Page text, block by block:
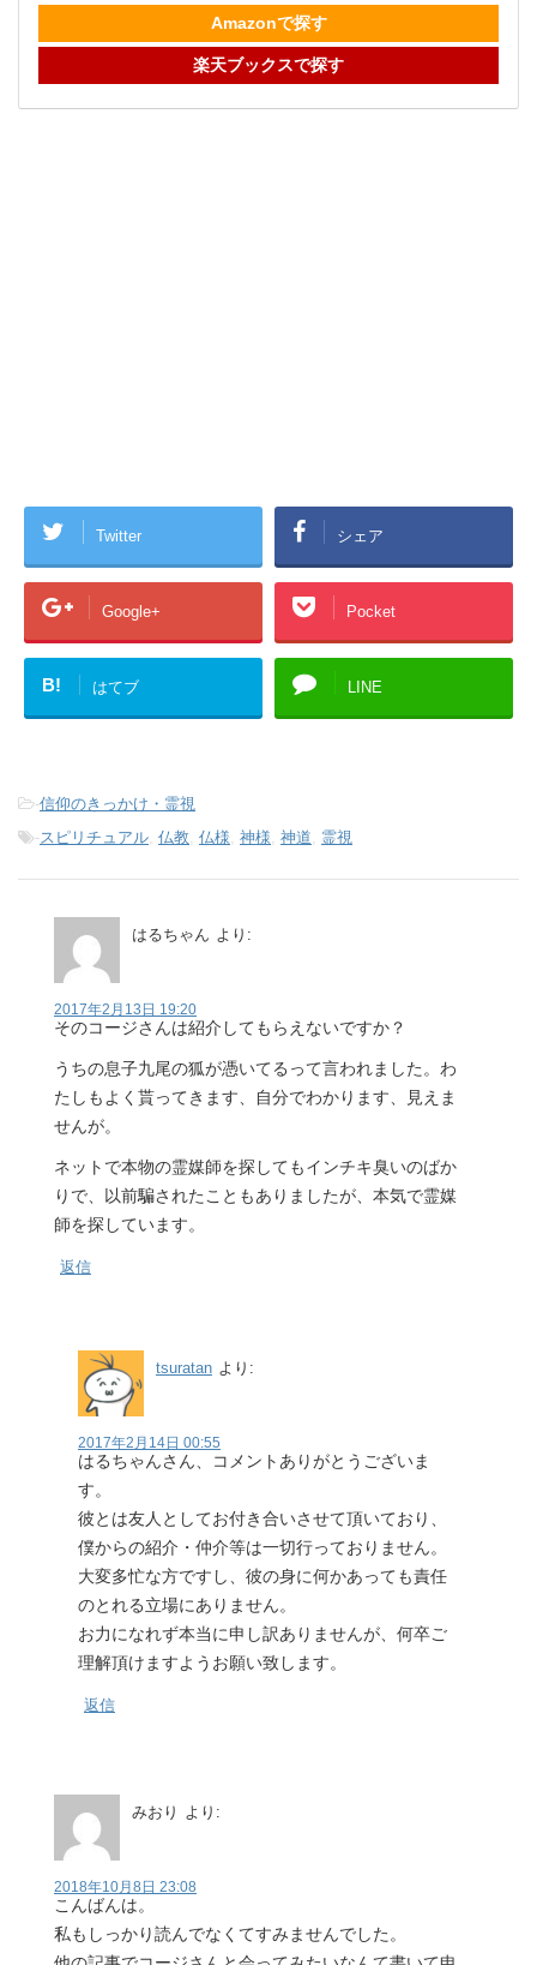
Amazonで探す
楽天ブックスで探す
Twitter シェア
Google+ Pocket
B! はてブ LINE
-信仰のきっかけ・霊視
-スピリチュアル, 仏教, 仏様, 神様, 神道, 霊視
はるちゃん より:
2017年2月13日 19:20
そのコージさんは紹介してもらえないですか？
うちの息子九尾の狐が憑いてるって言われました。わ
たしもよく貰ってきます、自分でわかります、見えま
せんが。
ネットで本物の霊媒師を探してもインチキ臭いのばか
りで、以前騙されたこともありましたが、本気で霊媒
師を探しています。
返信
tsuratan より:
2017年2月14日 00:55
はるちゃんさん、コメントありがとうございま
す。
彼とは友人としてお付き合いさせて頂いており、
僕からの紹介・仲介等は一切行っておりません。
大変多忙な方ですし、彼の身に何かあっても責任
のとれる立場にありません。
お力になれず本当に申し訳ありませんが、何卒ご
理解頂けますようお願い致します。
返信
みおり より:
2018年10月8日 23:08
こんばんは。
私もしっかり読んでなくてすみませんでした。